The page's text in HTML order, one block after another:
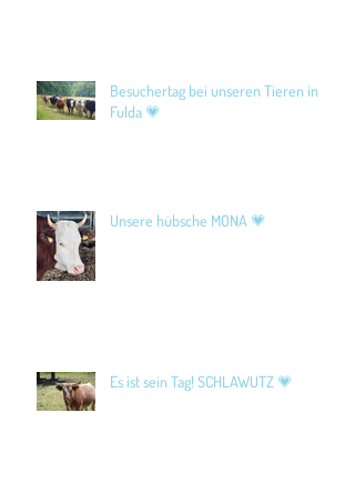
Besuchertag bei unseren Tieren in
Fulda 💗
Unsere hübsche MONA 💗
Es ist sein Tag! SCHLAWUTZ 💗